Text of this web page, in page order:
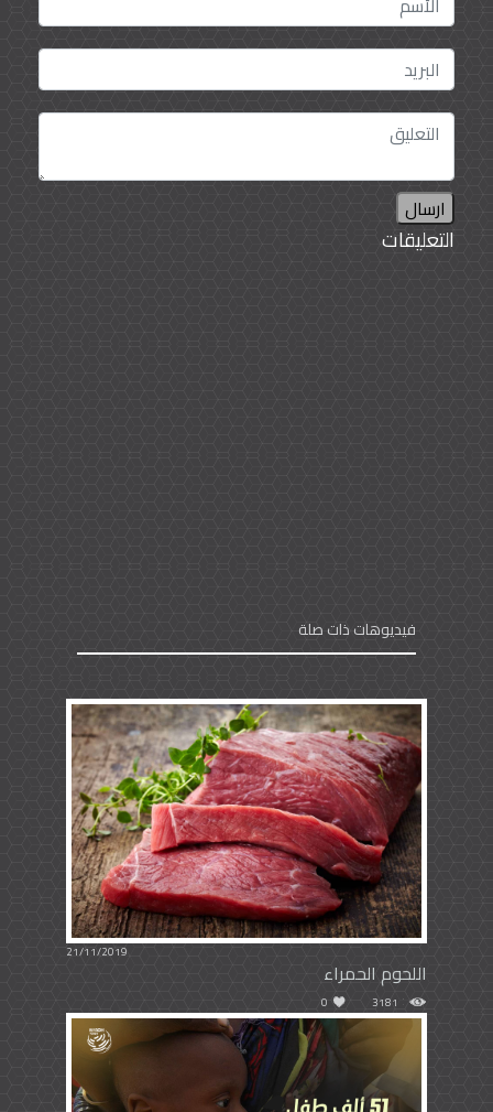
ارسال
التعليقات
فيديوهات ذات صلة
21/11/2019
اللحوم الحمراء
3181
0